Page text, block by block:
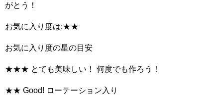
がとう！
お気に入り度は:★★
お気に入り度の星の目安
★★★ とても美味しい！ 何度でも作ろう！
★★ Good! ローテーション入り